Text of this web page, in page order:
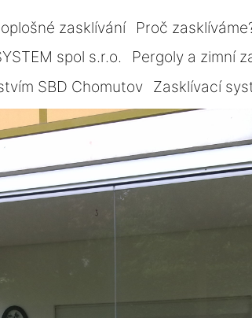
zasklívání Proč
spol s.r.o.
Pergoly a zimní
SBD Chomutov Zasklívací